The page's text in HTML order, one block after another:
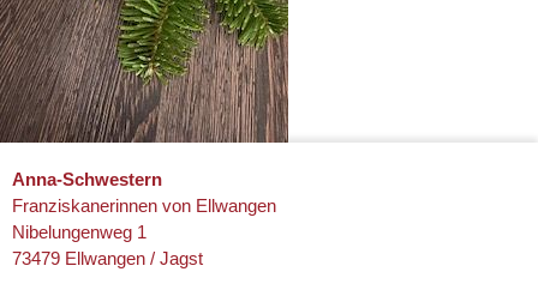
Anna-Schwestern
Franziskanerinnen von Ellwangen
Nibelungenweg 1
73479 Ellwangen / Jagst